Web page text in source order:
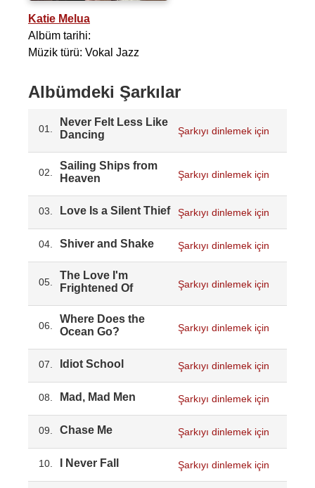
Katie Melua
Albüm tarihi:
Müzik türü: Vokal Jazz
Albümdeki Şarkılar
01.
Never Felt Less Like
Dancing
Şarkıyı dinlemek için
02.
Sailing Ships from
Heaven
Şarkıyı dinlemek için
03. Love Is a Silent Thief Şarkıyı dinlemek için
04. Shiver and Shake Şarkıyı dinlemek için
05.
The Love I'm
Frightened Of
Şarkıyı dinlemek için
06.
Where Does the
Ocean Go?
Şarkıyı dinlemek için
07. Idiot School Şarkıyı dinlemek için
08. Mad, Mad Men Şarkıyı dinlemek için
09. Chase Me Şarkıyı dinlemek için
10. I Never Fall Şarkıyı dinlemek için